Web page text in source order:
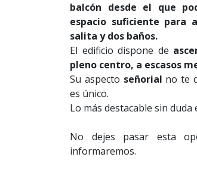
balcón desde el que
espacio suficiente para
salita y dos baños.
El edificio dispone de
pleno centro, a escasos
Su aspecto señorial no te
es único.
Lo más destacable sin duda
No dejes pasar esta
informaremos.